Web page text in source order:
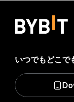
いつでもどこで